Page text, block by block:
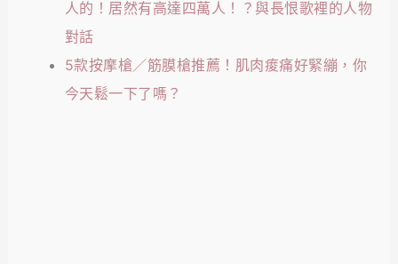
人的！居然有高達四萬人！？與長恨歌裡的人物
對話
5款按摩槍／筋膜槍推薦！肌肉痠痛好緊繃，你
今天鬆一下了嗎？